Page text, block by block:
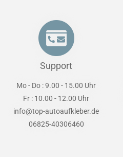
Support
Mo - Do : 9.00 - 15.00 Uhr
Fr : 10.00 - 12.00 Uhr
info@top-autoaufkleber.de
06825-40306460